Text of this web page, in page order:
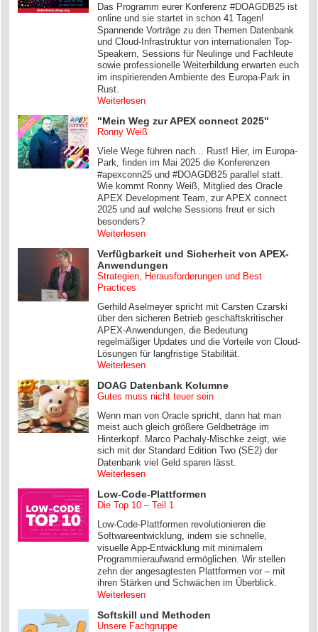
Das Programm eurer Konferenz #DOAGDB25 ist
online und sie startet in schon 41 Tagen!
Spannende Vorträge zu den Themen Datenbank
und Cloud-Infrastruktur von internationalen Top-
Speakern, Sessions für Neulinge und Fachleute
sowie professionelle Weiterbildung erwarten euch
im inspirierenden Ambiente des Europa-Park in
Rust.
Weiterlesen
"Mein Weg zur APEX connect 2025"
Ronny Weiß
Viele Wege führen nach... Rust! Hier, im Europa-
Park, finden im Mai 2025 die Konferenzen
#apexconn25 und #DOAGDB25 parallel statt.
Wie kommt Ronny Weiß, Mitglied des Oracle
APEX Development Team, zur APEX connect
2025 und auf welche Sessions freut er sich
besonders?
Weiterlesen
Verfügbarkeit und Sicherheit von APEX-
Anwendungen
Strategien, Herausforderungen und Best
Practices
Gerhild Aselmeyer spricht mit Carsten Czarski
über den sicheren Betrieb geschäftskritischer
APEX-Anwendungen, die Bedeutung
regelmäßiger Updates und die Vorteile von Cloud-
Lösungen für langfristige Stabilität.
Weiterlesen
DOAG Datenbank Kolumne
Gutes muss nicht teuer sein
Wenn man von Oracle spricht, dann hat man
meist auch gleich größere Geldbeträge im
Hinterkopf. Marco Pachaly-Mischke zeigt, wie
sich mit der Standard Edition Two (SE2) der
Datenbank viel Geld sparen lässt.
Weiterlesen
Low-Code-Plattformen
Die Top 10 – Teil 1
Low-Code-Plattformen revolutionieren die
Softwareentwicklung, indem sie schnelle,
visuelle App-Entwicklung mit minimalem
Programmieraufwand ermöglichen. Wir stellen
zehn der angesagtesten Plattformen vor – mit
ihren Stärken und Schwächen im Überblick.
Weiterlesen
Softskill und Methoden
Unsere Fachgruppe